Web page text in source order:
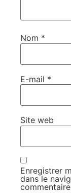
Nom *
E-mail *
Site web
Enregistrer
dans le